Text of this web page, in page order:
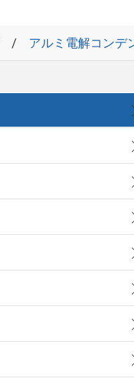
アルミ電解コンデ